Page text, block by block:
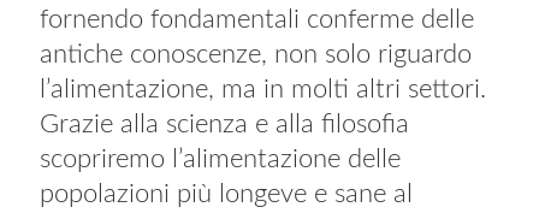
fornendo fondamentali conferme delle
antiche conoscenze, non solo riguardo
l’alimentazione, ma in molti altri settori.
Grazie alla scienza e alla filosofia
scopriremo l’alimentazione delle
popolazioni più longeve e sane al